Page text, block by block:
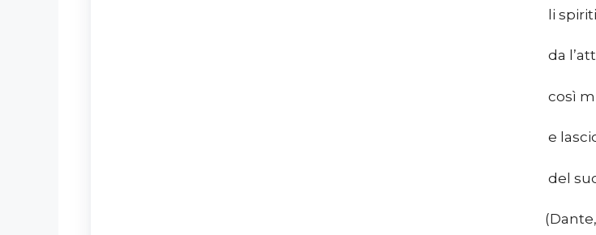
li
da
così
e
del
(Dante,